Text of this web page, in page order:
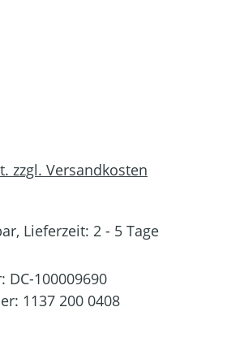
zzgl. Versandkosten
Lieferzeit: 2 - 5 Tage
DC-100009690
1137 200 0408